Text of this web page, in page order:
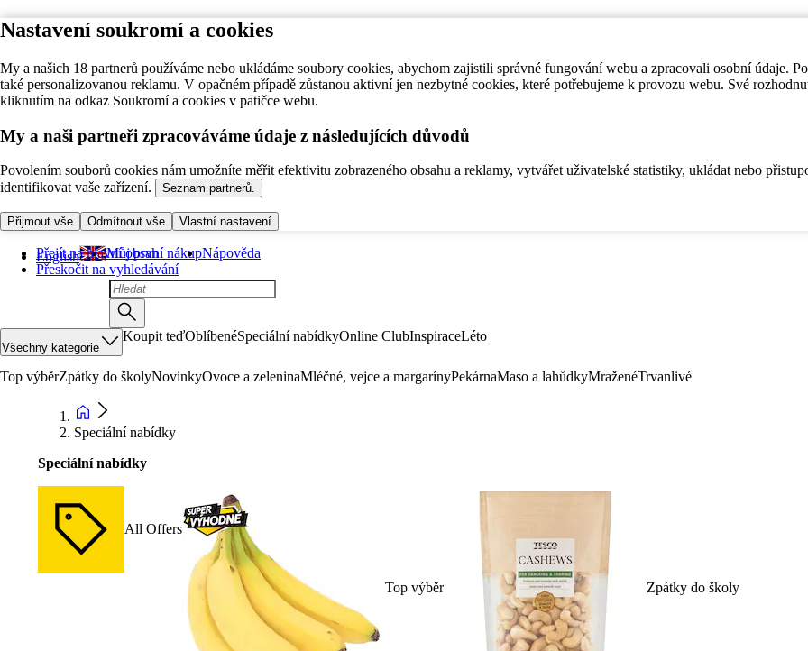
Nastavení soukromí a cookies
My a našich 18 partnerů používáme nebo ukládáme soubory cookies, abychom zajistili správné fungování webu a zpracovali osobní údaje.
také personalizovanou reklamu. V opačném případě zůstanou aktivní jen nezbytné cookies, které potřebujeme k provozu webu. Své
kliknutím na odkaz Soukromí a cookies v patičce webu.
My a naši partneři zpracováváme údaje z následujících důvodů
Povolením souborů cookies nám umožníte měřit efektivitu zobrazeného obsahu a reklamy, vytvářet uživatelské statistiky, ukládat nebo
identifikovat vaše zařízení.
Seznam partnerů.
Přijmout vše Odmítnout vše Vlastní nastavení
Přejít na hlavní obsah
Přeskočit na vyhledávání
English Můj první nákupNápověda
Všechny kategorie
Koupit teďOblíbenéSpeciální nabídkyOnline ClubInspiraceLéto
Top výběrZpátky do školyNovinkyOvoce a zeleninaMléčné, vejce a margarínyPekárnaMaso a lahůdkyMraženéTrvanlivé
Speciální nabídky
Speciální nabídky
All Offers
Top výběr Zpátky do školy